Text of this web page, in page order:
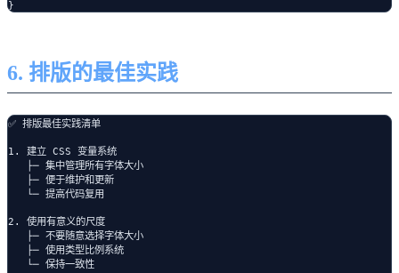
6. 排版的最佳实践
✅ 排版最佳实践清单
1. 建立 CSS 变量系统
   ├─ 集中管理所有字体大小
   ├─ 便于维护和更新
   └─ 提高代码复用
2. 使用有意义的尺度
   ├─ 不要随意选择字体大小
   ├─ 使用类型比例系统
   └─ 保持一致性